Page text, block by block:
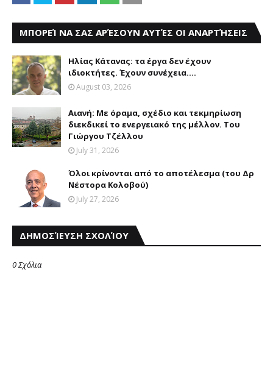
ΜΠΟΡΕΊ ΝΑ ΣΑΣ ΑΡΈΣΟΥΝ ΑΥΤΈΣ ΟΙ ΑΝΑΡΤΉΣΕΙΣ
Ηλίας Κάτανας: τα έργα δεν έχουν
ιδιοκτήτες. Έχουν συνέχεια....
August 03, 2026
Αιανή: Με όραμα, σχέδιο και τεκμηρίωση
διεκδικεί το ενεργειακό της μέλλον. Του
Γιώργου Τζέλλου
July 31, 2026
Όλοι κρίνονται από το αποτέλεσμα (του Δρ
Νέστορα Κολοβού)
July 27, 2026
ΔΗΜΟΣΊΕΥΣΗ ΣΧΟΛΊΟΥ
0 Σχόλια